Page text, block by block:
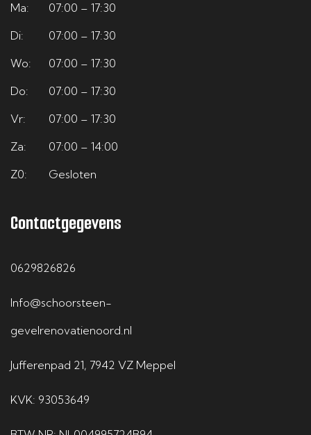
Ma:
07:00 – 17:30
Di:
07:00 – 17:30
Wo:
07:00 – 17:30
Do:
07:00 – 17:30
Vr:
07:00 – 17:30
Za:
07:00 – 14:00
Z0:
Gesloten
Contactgegevens
0629826826
Info@schoorsteen-
gevelrenovatienoord.nl
Jufferenpad 21, 7942 VZ Meppel
KVK: 93053649